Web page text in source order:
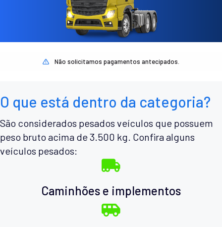
Não solicitamos pagamentos antecipados.
O que está dentro da categoria?
São considerados pesados veículos que possuem
peso bruto acima de 3.500 kg. Confira alguns
veículos pesados:
Caminhões e implementos